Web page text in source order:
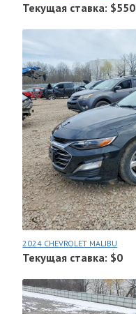
Текущая ставка: $550
2024 CHEVROLET MALIBU
Текущая ставка: $0